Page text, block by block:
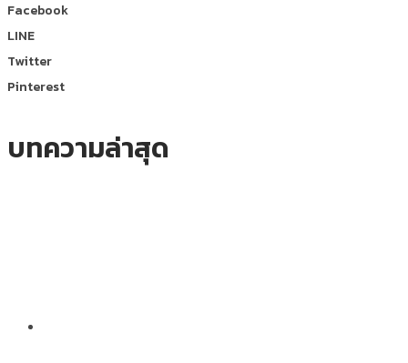
Facebook
LINE
Twitter
Pinterest
บทความล่าสุด